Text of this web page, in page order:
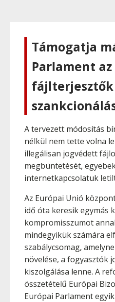
Támogatja
Parlament
fájlterjesztők
A tervezett módosítás
nélkül nem tette volna
illegálisan jogvédett
megbüntetését,
internetkapcsolatuk
Az Európai Unió
idő óta keresik egymás
kompromisszumot
mindegyikük számára
szabálycsomag,
növelése, a fogyasztók
kiszolgálása lenne. A
összetételű Európai
Európai Parlament